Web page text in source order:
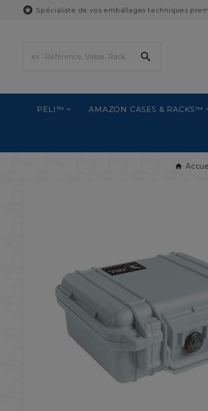
 Spécialiste de vos emballages techniques

PELI™ AMAZON CASES & RACKS™